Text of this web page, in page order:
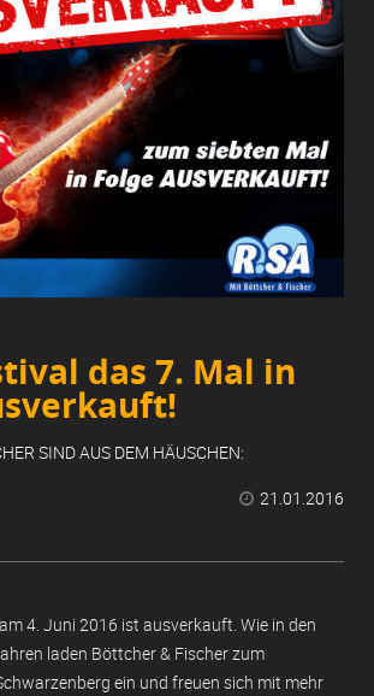
das 7. Mal in
SIND AUS DEM HÄUSCHEN:
 21.01.2016
4. Juni 2016 ist ausverkauft. Wie in den
laden Böttcher & Fischer zum
ein und freuen sich mit mehr